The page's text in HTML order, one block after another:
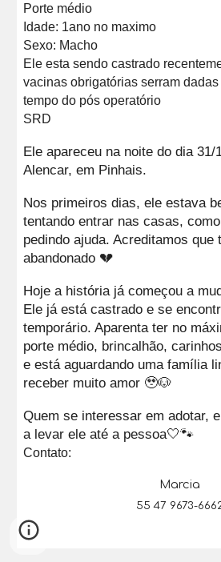
Porte médio
Idade: 1ano no maximo
Sexo: Macho
Ele esta sendo castrado
vacinas obrigatórias serram
tempo do pós operatório
SRD
Ele apareceu na noite do dia
Alencar, em Pinhais.
Nos primeiros dias, ele estava
tentando entrar nas casas,
pedindo ajuda. Acreditamos que
abandonado 💔
Hoje a história já começou a
Ele já está castrado e se
temporário. Aparenta ter no
porte médio, brincalhão,
e está aguardando uma família
receber muito amor 🥹🐶
Quem se interessar em adotar,
a levar ele até a pessoa🤍🐾
Contato:
Marcia
55 47 9673-